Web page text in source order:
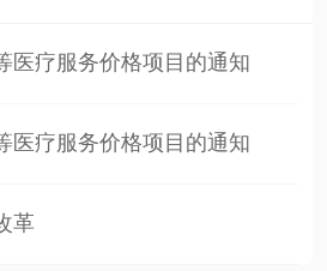
医疗服务价格项目的通知
医疗服务价格项目的通知
革